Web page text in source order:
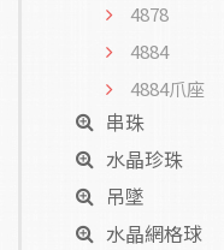
4878
4884
4884爪座
串珠
水晶珍珠
吊墜
水晶網格球